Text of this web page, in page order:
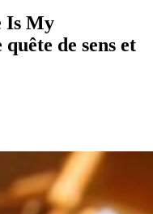
Is My
de sens et